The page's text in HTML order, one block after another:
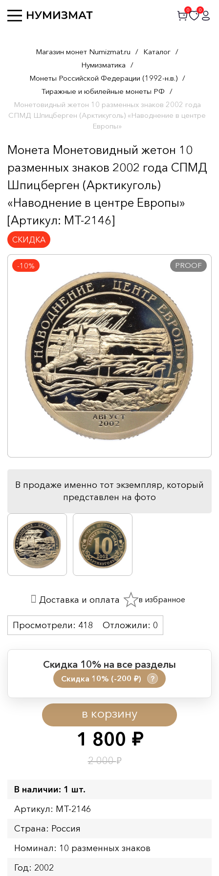
0 0
Магазин монет Numizmat.ru / Каталог /
Нумизматика /
Монеты Российской Федерации (1992-н.в.) /
Тиражные и юбилейные монеты РФ /
Монетовидный жетон 10 разменных знаков 2002 года
СПМД Шпицберген (Арктикуголь) «Наводнение в центре
Европы»
Монета Монетовидный жетон 10
разменных знаков 2002 года СПМД
Шпицберген (Арктикуголь)
«Наводнение в центре Европы»
[Артикул: MT-2146]
СКИДКА
-10% PROOF
В продаже именно тот экземпляр, который
представлен на фото
1 800 руб.
2 000₽
в корзину
Скидка 10% на все разделы
Скидка 10% (-200 руб.) ?
Период действия акции:
Начало:
08.08.2026 00:01
Окончание:
09.08.2026 23:59
Время до окончания:
Просмотрели: 418 Отложили: 0
Доставка и оплата в избранное
В наличии: 1 шт.
Артикул: MT-2146
Страна: Россия
Номинал: 10 разменных знаков
Год: 2002